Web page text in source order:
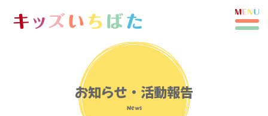
お知らせ・活動報告
News